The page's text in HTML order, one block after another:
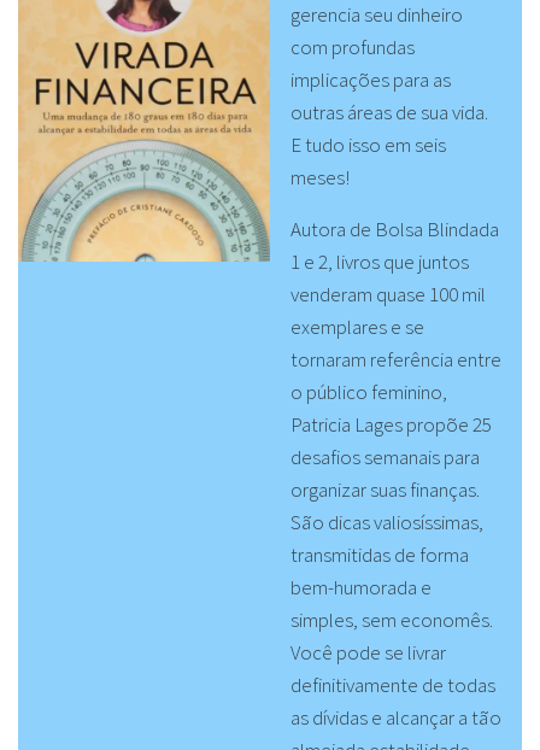
gerencia seu dinheiro
com profundas
implicações para as
outras áreas de sua vida.
E tudo isso em seis
meses!
Autora de Bolsa Blindada
1 e 2, livros que juntos
venderam quase 100 mil
exemplares e se
tornaram referência entre
o público feminino,
Patricia Lages propõe 25
desafios semanais para
organizar suas finanças.
São dicas valiosíssimas,
transmitidas de forma
bem-humorada e
simples, sem economês.
Você pode se livrar
definitivamente de todas
as dívidas e alcançar a tão